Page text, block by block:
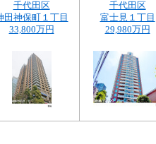
千代田区
田神保町１丁目
33,800万円
千代田区
富士見１丁目
29,980万円